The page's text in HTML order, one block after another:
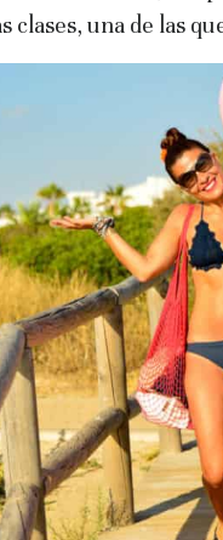
clases, una de las